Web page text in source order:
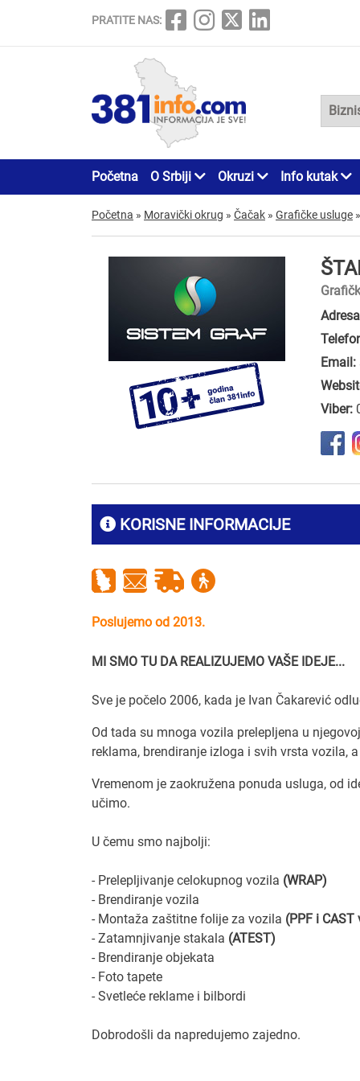
PRATITE NAS:
Početna O Srbiji Okruzi Info kutak
Početna » Moravički okrug » Čačak » Grafičke usluge »
Email:
Viber:
KORISNE INFORMACIJE
Poslujemo od 2013.
MI SMO TU DA REALIZUJEMO VAŠE IDEJE...
Sve je počelo 2006, kada je Ivan Čakarević
Od tada su mnoga vozila prelepljena u
reklama, brendiranje izloga i svih vrsta vozila,
Vremenom je zaokružena ponuda usluga, od
učimo.
U čemu smo najbolji:
- Prelepljivanje celokupnog vozila (WRAP)
- Brendiranje vozila
- Montaža zaštitne folije za vozila (PPF i
- Zatamnjivanje stakala (ATEST)
- Brendiranje objekata
- Foto tapete
- Svetleće reklame i bilbordi
Dobrodošli da napredujemo zajedno.